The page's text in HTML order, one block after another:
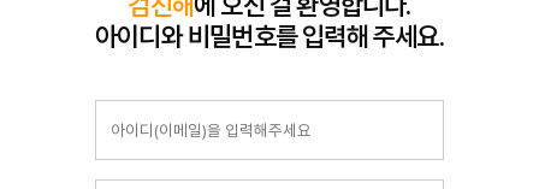
아이디와 비밀번호를 입력해 주세요.